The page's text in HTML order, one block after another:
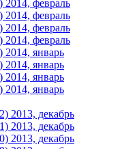
2014, февраль
2014, февраль
2014, февраль
2014, февраль
2014, январь
2014, январь
2014, январь
2014, январь
2013, декабрь
2013, декабрь
2013, декабрь